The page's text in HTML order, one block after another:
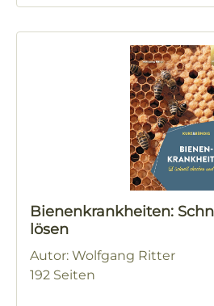
Bienenkrankheiten:
lösen
Autor: Wolfgang Ritter
192 Seiten